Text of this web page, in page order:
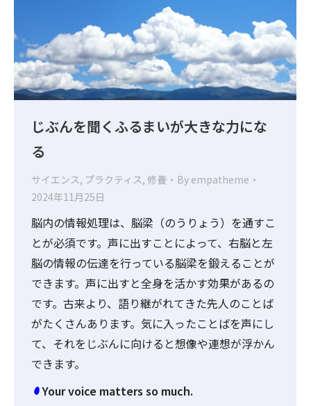
じぶんを聞くふるまいが大きな力にな
る
サイエンス, プラクティス, 修養 By empatheme
2024年11月25日
脳内の情報処理は、脳梁（のうりょう）を通すこ
とが必須です。声に出すことによって、右脳と左
脳の情報の伝達を行っている脳梁を鍛えることが
できます。声に出すと全身を活かす効果があるの
です。古来より、語り継がれてきた先人のことば
がたくさんあります。気に入ったことばを声にし
て、それをじぶんに向けると想像や連想が浮かん
できます。
Your voice matters so much.